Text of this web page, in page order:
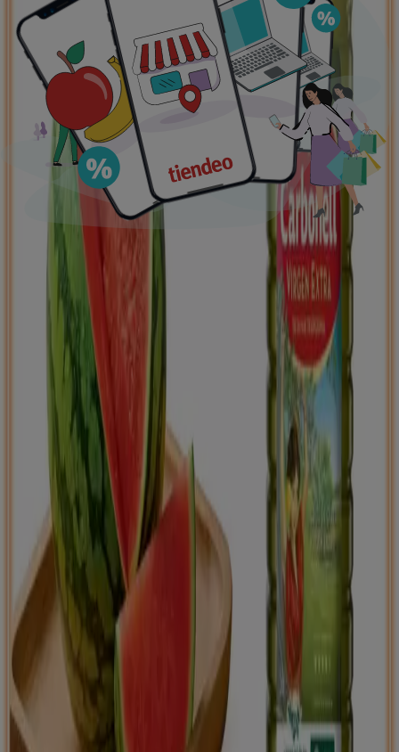
Ofertas destacadas
supermercadosjardín y bricolaje Freidora de airepatinete
eléctrico
viajesaceite de olivacomida
asiática
aguacates bomba de agua
Tiendeo en tu ciudad
Barcelona Valencia
Zaragoza
Palma de Mallorca Alicante
Murcia
Las Palmas de Gran Canaria
Córdoba Valladolid
Coruña
Vigo
Granada
Ver más ciudades
Descargar la APP
Tiendeo international
España Italia United Kingdom México
Brasil
Colombia
Argentina France
United States
Nederland
Deutschland Perú
Portugal
Australia
Türkiye Polska Norge
Österreich
Sverige
Ecuador South Africa
Canada
Danmark
Suomi 한국
Belgique
Schweiz
United Arab Emirates România
Maroc
Ceská republika
Slovenská republika
Magyarország
България
Publicidad